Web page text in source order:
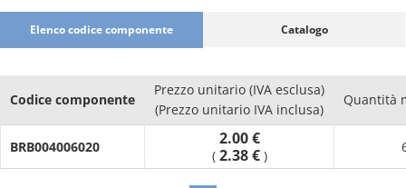
Elenco codice componente Catalogo
Codice componente
Prezzo unitario (IVA esclusa)
(Prezzo unitario IVA inclusa)
Quantità
BRB004006020 2.00 €
( 2.38 € )